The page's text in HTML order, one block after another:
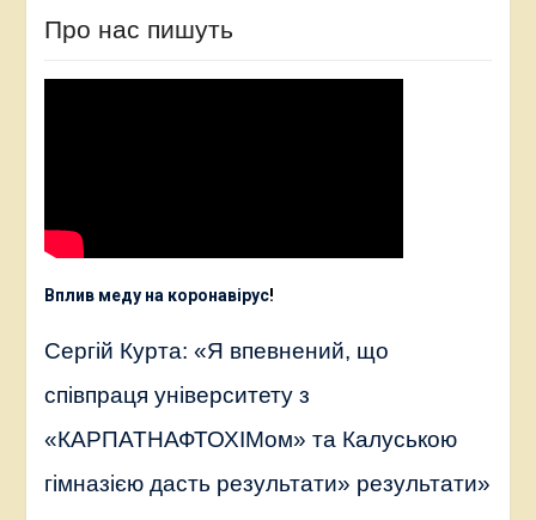
Про нас пишуть
Вплив меду на коронавірус!
Сергій Курта: «Я впевнений, що
співпраця університету з
«КАРПАТНАФТОХІМом» та Калуською
гімназією дасть результати» результати»